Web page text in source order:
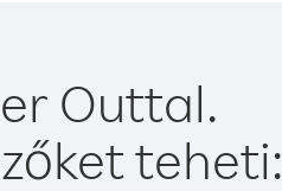
Outtal.
teheti: